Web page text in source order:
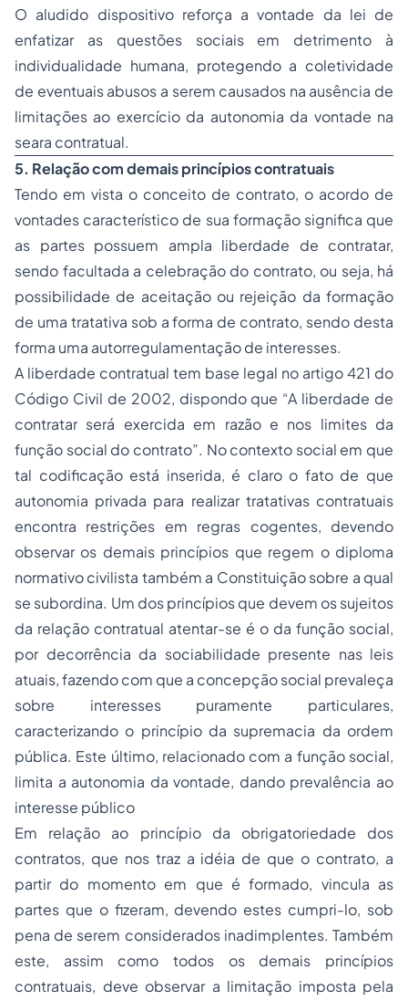
O aludido dispositivo reforça a vontade da lei de
enfatizar as questões sociais em detrimento à
individualidade humana, protegendo a coletividade
de eventuais abusos a serem causados na ausência de
limitações ao exercício da autonomia da vontade na
seara contratual.
5. Relação com demais princípios contratuais
Tendo em vista o conceito de contrato, o acordo de
vontades característico de sua formação significa que
as partes possuem ampla liberdade de contratar,
sendo facultada a celebração do contrato, ou seja, há
possibilidade de aceitação ou rejeição da formação
de uma tratativa sob a forma de contrato, sendo desta
forma uma autorregulamentação de interesses.
A liberdade contratual tem base legal no artigo 421 do
Código Civil de 2002, dispondo que “A liberdade de
contratar será exercida em razão e nos limites da
função social do contrato”. No contexto social em que
tal codificação está inserida, é claro o fato de que
autonomia privada para realizar tratativas contratuais
encontra restrições em regras cogentes, devendo
observar os demais princípios que regem o diploma
normativo civilista também a Constituição sobre a qual
se subordina. Um dos princípios que devem os sujeitos
da relação contratual atentar-se é o da função social,
por decorrência da sociabilidade presente nas leis
atuais, fazendo com que a concepção social prevaleça
sobre interesses puramente particulares,
caracterizando o princípio da supremacia da ordem
pública. Este último, relacionado com a função social,
limita a autonomia da vontade, dando prevalência ao
interesse público
Em relação ao princípio da obrigatoriedade dos
contratos, que nos traz a idéia de que o contrato, a
partir do momento em que é formado, vincula as
partes que o fizeram, devendo estes cumpri-lo, sob
pena de serem considerados inadimplentes. Também
este, assim como todos os demais princípios
contratuais, deve observar a limitação imposta pela